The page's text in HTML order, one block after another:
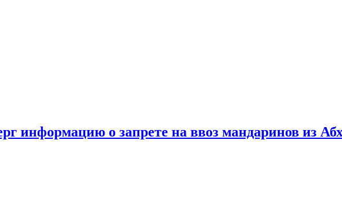
информацию о запрете на ввоз мандаринов из